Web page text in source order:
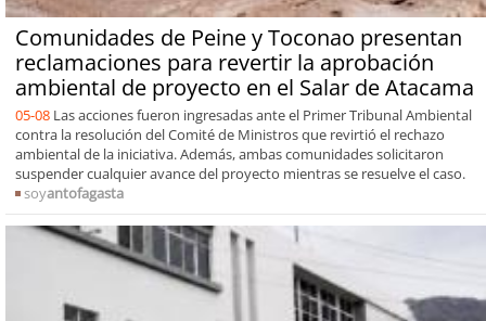
Comunidades de Peine y Toconao presentan
reclamaciones para revertir la aprobación
ambiental de proyecto en el Salar de Atacama
05-08 Las acciones fueron ingresadas ante el Primer Tribunal Ambiental
contra la resolución del Comité de Ministros que revirtió el rechazo
ambiental de la iniciativa. Además, ambas comunidades solicitaron
suspender cualquier avance del proyecto mientras se resuelve el caso.
soyantofagasta